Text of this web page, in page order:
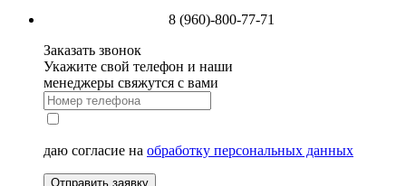
8 (960)-800-77-71
Заказать звонок
Укажите свой телефон и наши
менеджеры свяжутся с вами
даю согласие на обработку персональных данных
Отправить заявку